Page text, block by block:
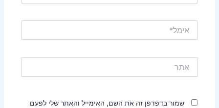
שמור בדפדפן זה את השם, האימייל והאתר שלי לפעם